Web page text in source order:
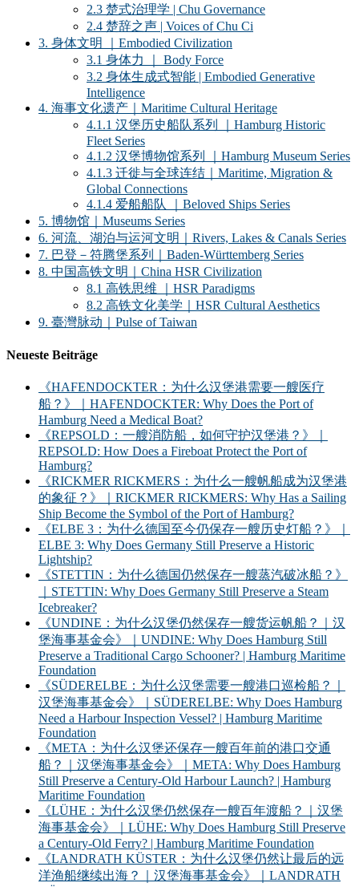
2.3 楚式治理学 | Chu Governance
2.4 楚辞之声 | Voices of Chu Ci
3. 身体文明 ｜Embodied Civilization
3.1 身体力 ｜ Body Force
3.2 身体生成式智能 | Embodied Generative
Intelligence
4. 海事文化遗产｜Maritime Cultural Heritage
4.1.1 汉堡历史船队系列 ｜Hamburg Historic
Fleet Series
4.1.2 汉堡博物馆系列 ｜Hamburg Museum Series
4.1.3 迁徙与全球连结｜Maritime, Migration &
Global Connections
4.1.4 爱船船队 ｜Beloved Ships Series
5. 博物馆｜Museums Series
6. 河流、湖泊与运河文明｜Rivers, Lakes & Canals Series
7. 巴登－符腾堡系列｜Baden-Württemberg Series
8. 中国高铁文明｜China HSR Civilization
8.1 高铁思维 ｜HSR Paradigms
8.2 高铁文化美学｜HSR Cultural Aesthetics
9. 臺灣脉动｜Pulse of Taiwan
Neueste Beiträge
《HAFENDOCKTER：为什么汉堡港需要一艘医疗
船？》｜HAFENDOCKTER: Why Does the Port of
Hamburg Need a Medical Boat?
《REPSOLD：一艘消防船，如何守护汉堡港？》｜
REPSOLD: How Does a Fireboat Protect the Port of
Hamburg?
《RICKMER RICKMERS：为什么一艘帆船成为汉堡港
的象征？》｜RICKMER RICKMERS: Why Has a Sailing
Ship Become the Symbol of the Port of Hamburg?
《ELBE 3：为什么德国至今仍保存一艘历史灯船？》｜
ELBE 3: Why Does Germany Still Preserve a Historic
Lightship?
《STETTIN：为什么德国仍然保存一艘蒸汽破冰船？》
｜STETTIN: Why Does Germany Still Preserve a Steam
Icebreaker?
《UNDINE：为什么汉堡仍然保存一艘货运帆船？｜汉
堡海事基金会》｜UNDINE: Why Does Hamburg Still
Preserve a Traditional Cargo Schooner? | Hamburg Maritime
Foundation
《SÜDERELBE：为什么汉堡需要一艘港口巡检船？｜
汉堡海事基金会》｜SÜDERELBE: Why Does Hamburg
Need a Harbour Inspection Vessel? | Hamburg Maritime
Foundation
《META：为什么汉堡还保存一艘百年前的港口交通
船？｜汉堡海事基金会》｜META: Why Does Hamburg
Still Preserve a Century-Old Harbour Launch? | Hamburg
Maritime Foundation
《LÜHE：为什么汉堡仍然保存一艘百年渡船？｜汉堡
海事基金会》｜LÜHE: Why Does Hamburg Still Preserve
a Century-Old Ferry? | Hamburg Maritime Foundation
《LANDRATH KÜSTER：为什么汉堡仍然让最后的远
洋渔船继续出海？｜汉堡海事基金会》｜LANDRATH